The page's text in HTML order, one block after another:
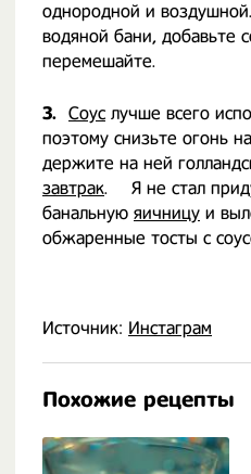
однородной и
водяной бани, добавьте
перемешайте.
3. Соус лучше всего
поэтому снизьте огонь
держите на ней
завтрак. ⠀ Я не стал
банальную яичницу и
обжаренные тосты с
Источник: Инстаграм
Похожие рецепты